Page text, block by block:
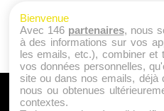
A
Bienvenue
Avec 146 partenaires, nous
à des informations sur vos
les emails, etc.), combiner et
vos données personnelles,
site ou dans nos emails, déjà
nous ou obtenues
contextes.